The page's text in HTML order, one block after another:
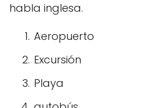
habla inglesa.
Aeropuerto
Excursión
Playa